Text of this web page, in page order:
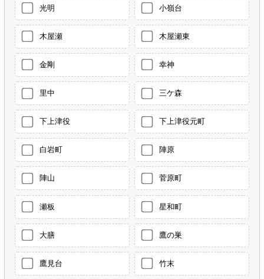
光明 小嶺台
木屋瀬 木屋瀬東
金剛 幸神
里中 三ケ森
下上津役 下上津役元町
白岩町 陣原
陣山 菅原町
瀬板 星和町
大膳 鷹の巣
鷹見台 竹末